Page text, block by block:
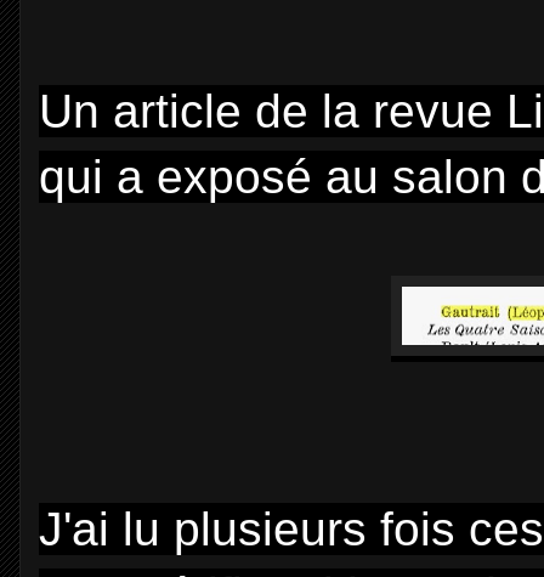
Un article de la revue
qui a exposé au salon
J'ai lu plusieurs fois